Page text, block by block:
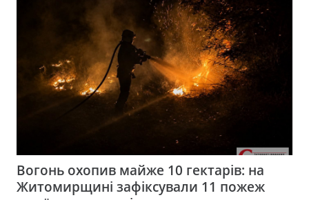
Вогонь охопив майже 10 гектарів: на
Житомирщині зафіксували 11 пожеж